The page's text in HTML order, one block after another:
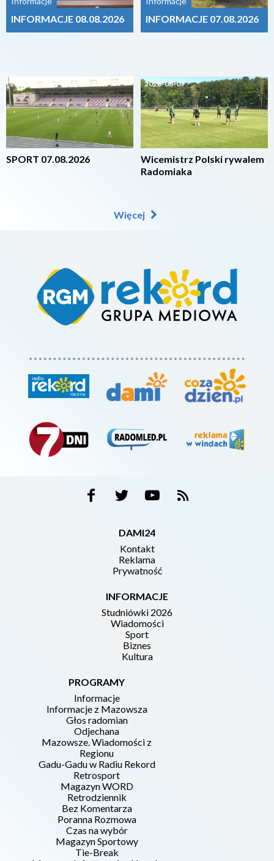
INFORMACJE 08.08.2026
2026-08-07
SPORT 07.08.2026
INFORMACJE 07.08.2026
2026-08-07
Wicemistrz Polski rywalem
Radomiaka
Więcej
DAMI24
Kontakt
Reklama
Prywatność
INFORMACJE
Studniówki 2026
Wiadomości
Sport
Biznes
Kultura
PROGRAMY
Informacje
Informacje z Mazowsza
Głos radomian
Odjechana
Mazowsze. Wiadomości z
Regionu
Gadu-Gadu w Radiu Rekord
Retrosport
Magazyn WORD
Retrodziennik
Bez Komentarza
Poranna Rozmowa
Czas na wybór
Magazyn Sportowy
Tie-Break